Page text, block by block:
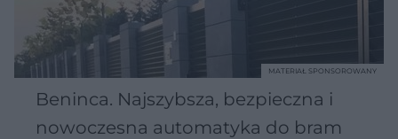
Beninca. Najszybsza, bezpieczna i
nowoczesna automatyka do bram
MATERIAŁ SPONSOROWANY